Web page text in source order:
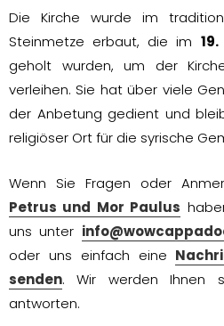
Die Kirche wurde im
Steinmetze erbaut, die im
geholt wurden, um der
verleihen. Sie hat über viele
der Anbetung gedient und
religiöser Ort für die syrische
Wenn Sie Fragen oder
Petrus und Mor Paulus
uns unter
oder uns einfach eine
senden. Wir werden Ihnen
antworten.